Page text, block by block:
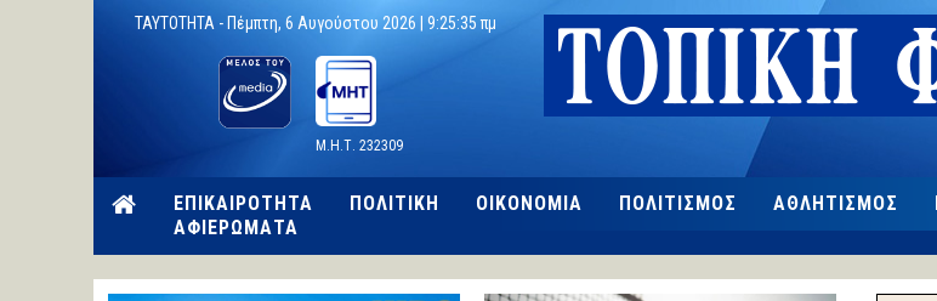
TAYTOTHTA - Πέμπτη, 6 Αυγούστου 2026 | 9:25:36 πμ
Μ.Η.Τ. 232309
ΕΠΙΚΑΙΡΟΤΗΤΑ ΠΟΛΙΤΙΚΗ ΟΙΚΟΝΟΜΙΑ ΠΟΛΙΤΙΣΜΟΣ ΑΘΛΗΤΙΣΜΟΣ
ΑΦΙΕΡΩΜΑΤΑ